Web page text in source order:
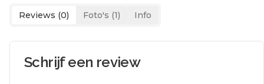
Reviews (0) Foto's (1) Info
Schrijf een review